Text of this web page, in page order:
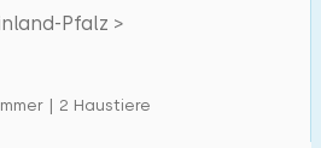
Pfalz >
| 2 Haustiere